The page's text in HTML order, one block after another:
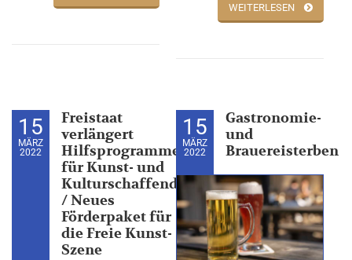
WEITERLESEN
15
MÄRZ
2022
Freistaat
verlängert
Hilfsprogramme
für Kunst- und
Kulturschaffende
/ Neues
Förderpaket für
die Freie Kunst-
Szene
15
MÄRZ
2022
Gastronomie-
und
Brauereisterben